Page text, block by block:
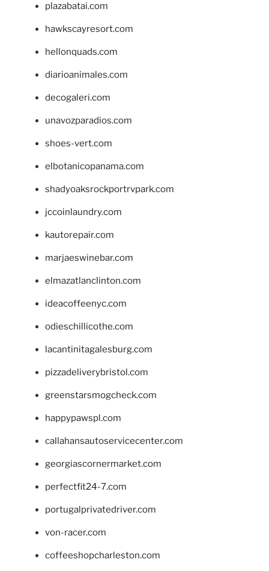
plazabatai.com
hawkscayresort.com
hellonquads.com
diarioanimales.com
decogaleri.com
unavozparadios.com
shoes-vert.com
elbotanicopanama.com
shadyoaksrockportrvpark.com
jccoinlaundry.com
kautorepair.com
marjaeswinebar.com
elmazatlanclinton.com
ideacoffeenyc.com
odieschillicothe.com
lacantinitagalesburg.com
pizzadeliverybristol.com
greenstarsmogcheck.com
happypawspl.com
callahansautoservicecenter.com
georgiascornermarket.com
perfectfit24-7.com
portugalprivatedriver.com
von-racer.com
coffeeshopcharleston.com